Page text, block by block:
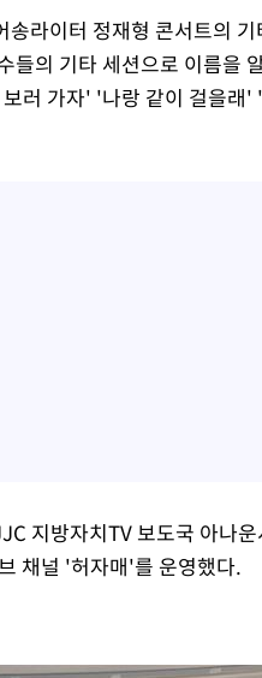
송라이터 정재형 콘서트의
들의 기타 세션으로 이름을
러 가자' '나랑 같이 걸을
지방자치TV 보도국 아나
채널 '허자매'를 운영했다.